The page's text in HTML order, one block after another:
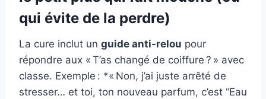
qui évite de la perdre)
La cure inclut un guide anti-relou pour
répondre aux « T’as changé de coiffure ? » avec
classe. Exemple : *« Non, j’ai juste arrêté de
stresser… et toi, ton nouveau parfum, c’est “Eau